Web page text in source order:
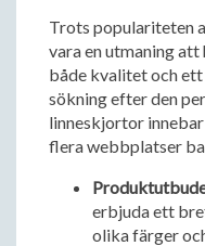
Trots populariteten
vara en utmaning
både kvalitet och
sökning efter den
linneskjortor
flera webbplatser
erbjuda ett
olika färger